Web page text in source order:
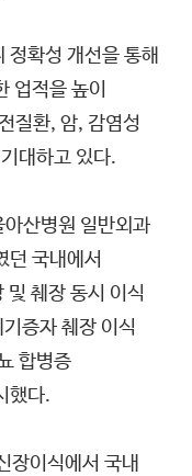
정확성 개선을 통해
업적을 높이
질환, 암, 감염성
대하고 있다.
산병원 일반외과
던 국내에서
췌장 동시 이식
증자 췌장 이식
합병증
했다.
이식에서 국내